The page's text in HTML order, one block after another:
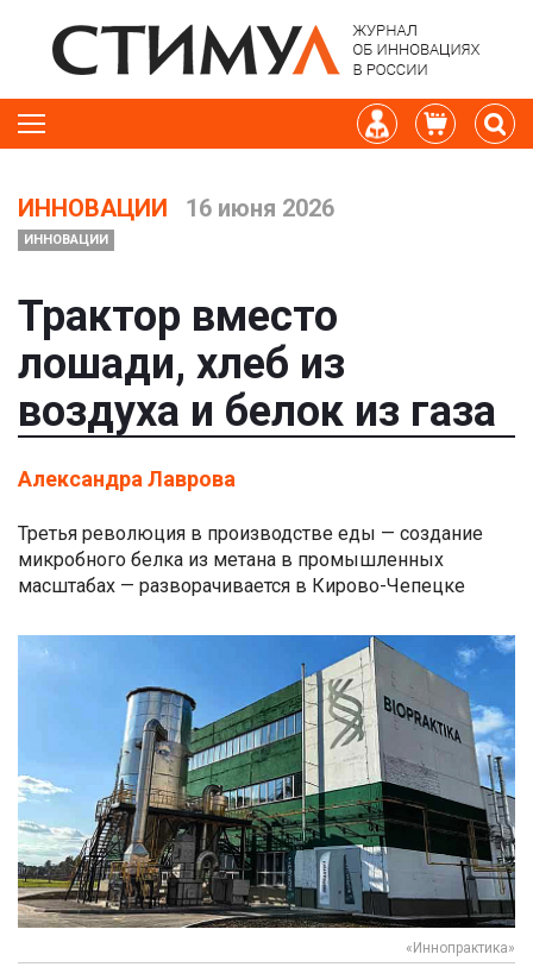
ИННОВАЦИИ 16 июня 2026
ИННОВАЦИИ
Трактор вместо
лошади, хлеб из
воздуха и белок из газа
Александра Лаврова
Третья революция в производстве еды — создание
микробного белка из метана в промышленных
масштабах — разворачивается в Кирово-Чепецке
«Иннопрактика»